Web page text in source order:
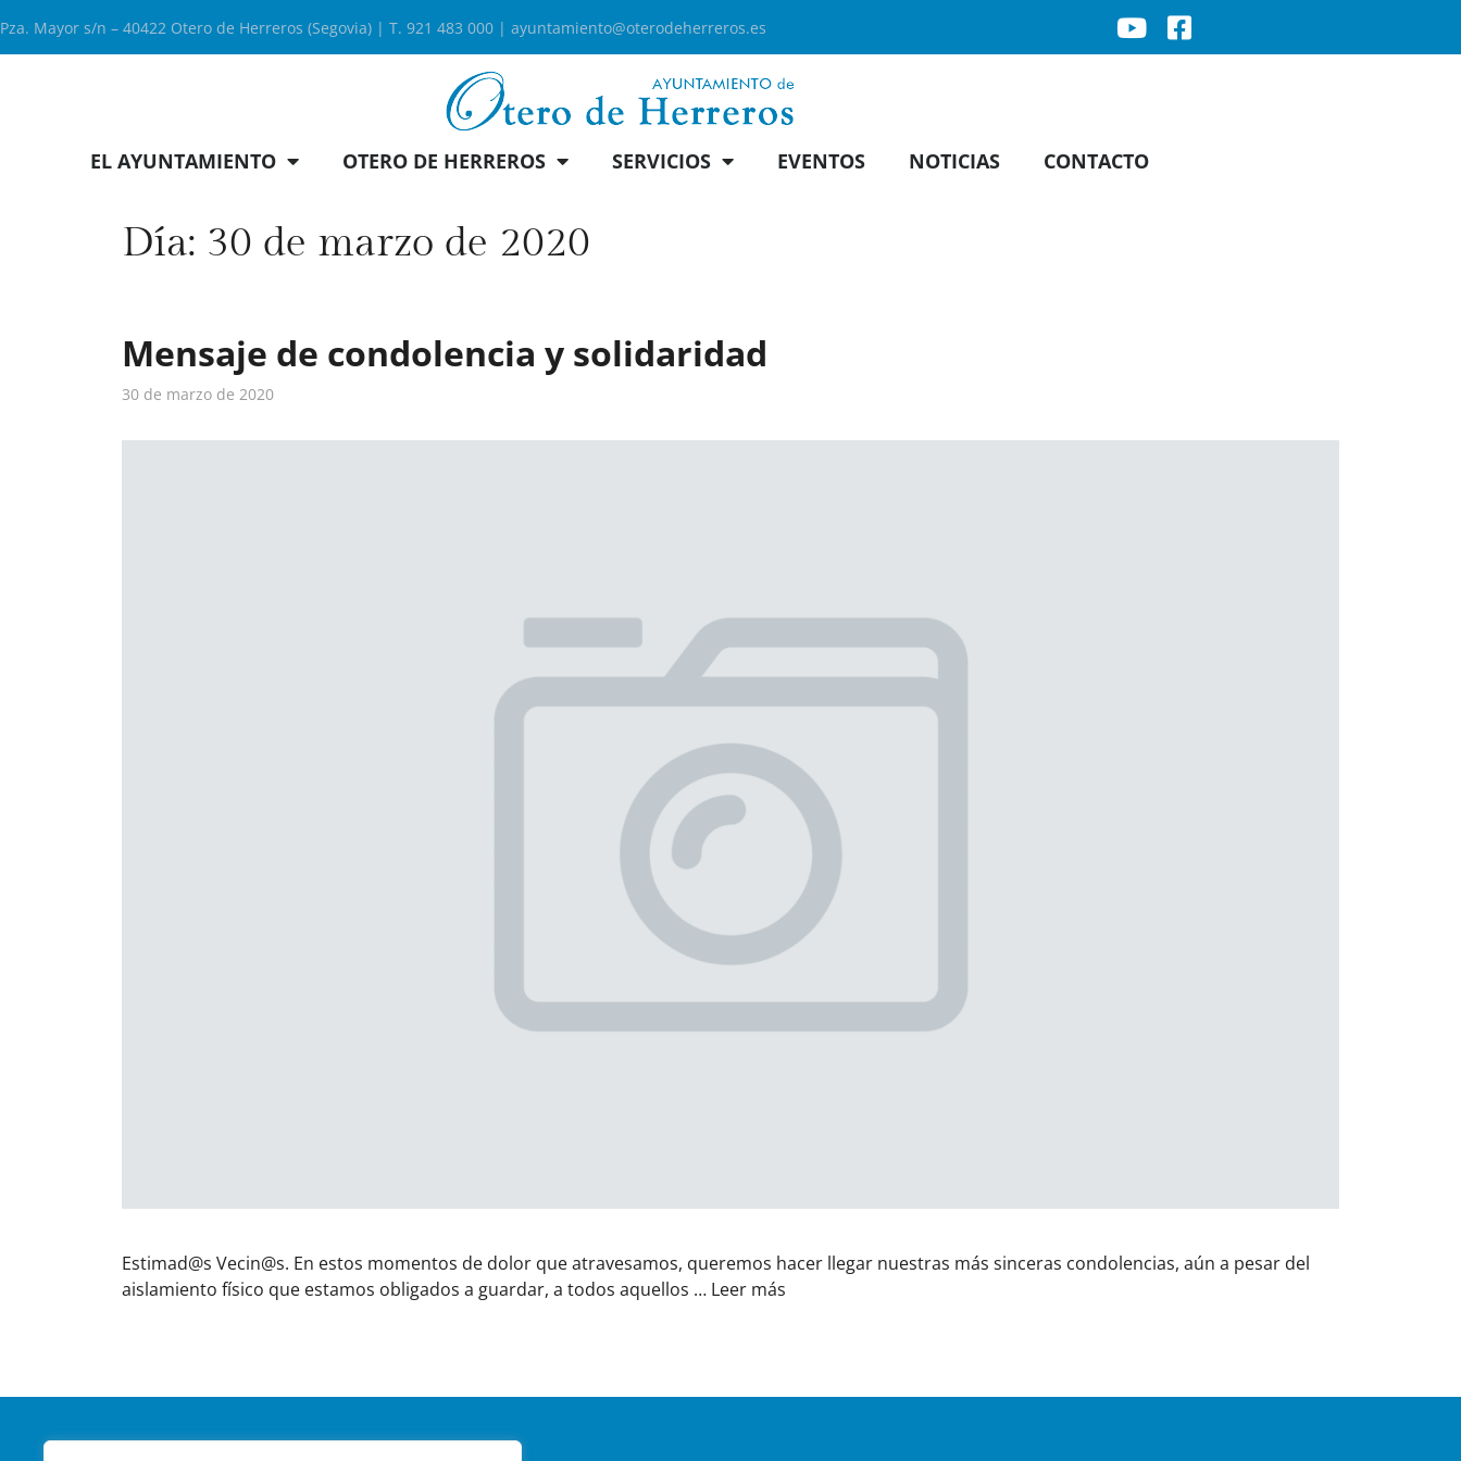
Pza. Mayor s/n – 40422 Otero de Herreros (Segovia) | T. 921 483 000 | ayuntamiento@oterodeherreros.es
EL AYUNTAMIENTO OTERO DE HERREROS SERVICIOS EVENTOS NOTICIAS CONTACTO
Día: 30 de marzo de 2020
Mensaje de condolencia y solidaridad
30 de marzo de 2020
Estimad@s Vecin@s. En estos momentos de dolor que atravesamos, queremos hacer llegar nuestras más sinceras condolencias, aún a pesar del
aislamiento físico que estamos obligados a guardar, a todos aquellos … Leer más